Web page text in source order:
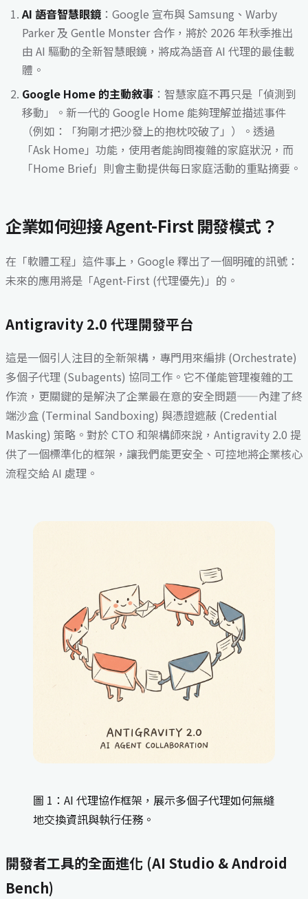
AI 語音智慧眼鏡 ：Google 宣布與 Samsung、Warby
Parker 及 Gentle Monster 合作，將於 2026 年秋季推出
由 AI 驅動的全新智慧眼鏡，將成為語音 AI 代理的最佳載
體。
Google Home 的主動敘事 ：智慧家庭不再只是「偵測到
移動」。新一代的 Google Home 能夠理解並描述事件
（例如：「狗剛才把沙發上的抱枕咬破了」）。透過
「Ask Home」功能，使用者能詢問複雜的家庭狀況，而
「Home Brief」則會主動提供每日家庭活動的重點摘要。
企業如何迎接 Agent-First 開發模式？
在「軟體工程」這件事上，Google 釋出了一個明確的訊號：
未來的應用將是「Agent-First (代理優先)」的。
Antigravity 2.0 代理開發平台
這是一個引人注目的全新架構，專門用來編排 (Orchestrate)
多個子代理 (Subagents) 協同工作。它不僅能管理複雜的工
作流，更關鍵的是解決了企業最在意的安全問題——內建了終
端沙盒 (Terminal Sandboxing) 與憑證遮蔽 (Credential
Masking) 策略。對於 CTO 和架構師來說，Antigravity 2.0 提
供了一個標準化的框架，讓我們能更安全、可控地將企業核心
流程交給 AI 處理。
圖 1：AI 代理協作框架，展示多個子代理如何無縫
地交換資訊與執行任務。
開發者工具的全面進化 (AI Studio & Android
Bench)